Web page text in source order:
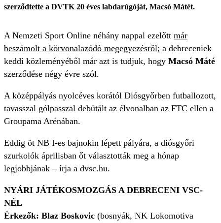
szerződtette a DVTK 20 éves labdarúgóját, Macsó Mátét.
A Nemzeti Sport Online néhány nappal ezelőtt már
beszámolt a körvonalazódó megegyezésről; a debreceniek
keddi közleményéből már azt is tudjuk, hogy Macsó Máté
szerződése négy évre szól.
A középpályás nyolcéves korától Diósgyőrben futballozott,
tavasszal gólpasszal debütált az élvonalban az FTC ellen a
Groupama Arénában.
Eddig öt NB I-es bajnokin lépett pályára, a diósgyőri
szurkolók áprilisban őt választották meg a hónap
legjobbjának – írja a dvsc.hu.
NYÁRI JÁTÉKOSMOZGÁS A DEBRECENI VSC-
NÉL
Érkezők: Blaz Boskovic (bosnyák, NK Lokomotiva